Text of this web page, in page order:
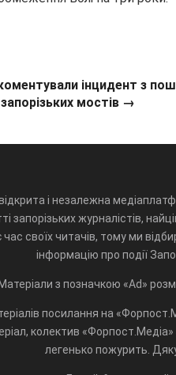
інцидент з
мостів →
і незалежна
запорізьких журналістів,
час своїх читачів, тому ми
інформацію про події
Матеріали з позначкою «Ad»
посилання на
колектив «Форпост.Медіа»
легенько пожурить.